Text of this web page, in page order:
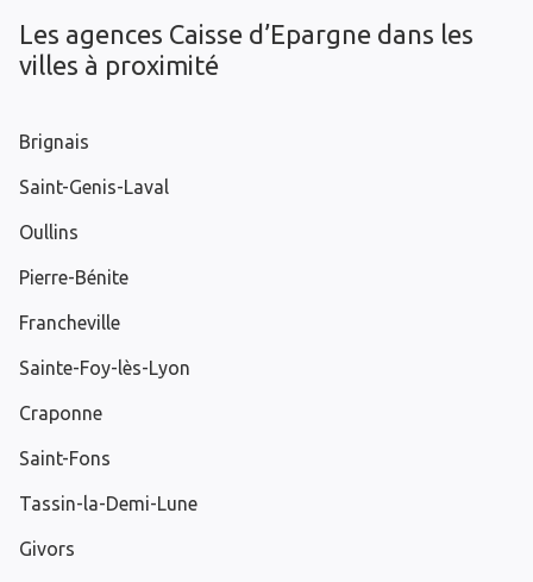
Les agences Caisse d’Epargne dans les
villes à proximité
Brignais
Saint-Genis-Laval
Oullins
Pierre-Bénite
Francheville
Sainte-Foy-lès-Lyon
Craponne
Saint-Fons
Tassin-la-Demi-Lune
Givors